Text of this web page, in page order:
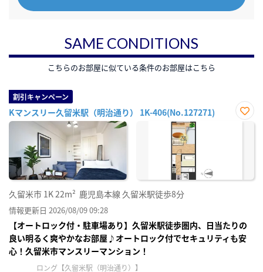
SAME CONDITIONS
こちらのお部屋に似ている条件のお部屋はこちら
割引キャンペーン
Kマンスリー久留米駅（明治通り） 1K-406(No.127271)
お気
久留米市 1K22m² 鹿児島本線 久留米駅徒歩8分
情報更新日 2026/08/09 09:28
【オートロック付・駐車場あり】久留米駅徒歩圏内、日当たりの
良い明るく爽やかなお部屋♪オートロック付でセキュリティも安
心！久留米市マンスリーマンション！
ロング【久留米駅（明治通り）】